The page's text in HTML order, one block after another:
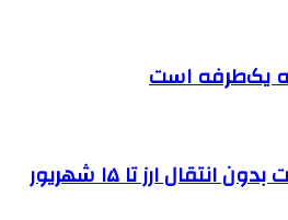
ارز تا ۱۵ شهریور